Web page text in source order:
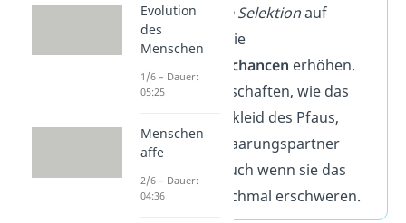
sich diesexuelle Selektionauf
Merkmale, die die
Fortpflanzungschancen erhöhen.
Auffällige Eigenschaften, wie das
prächtige Federkleid des Pfaus,
helfen Tieren, Paarungspartner
anzulocken –, auch wenn sie das
Überleben manchmal erschweren.
Evolution
des
Menschen
1/6 – Dauer:
05:25
Menschen
affe
2/6 – Dauer:
04:36